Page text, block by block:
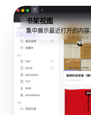
书架视图
集中展示最近打开的内